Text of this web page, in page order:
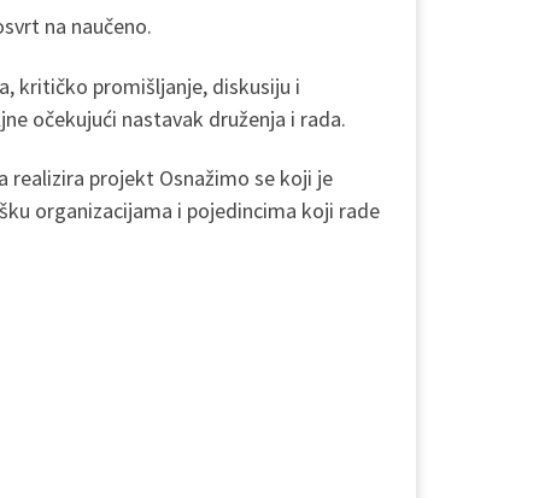
na naučeno.
kritičko promišljanje, diskusiju i
očekujući nastavak druženja i rada.
realizira projekt Osnažimo se koji je
organizacijama i pojedincima koji rade